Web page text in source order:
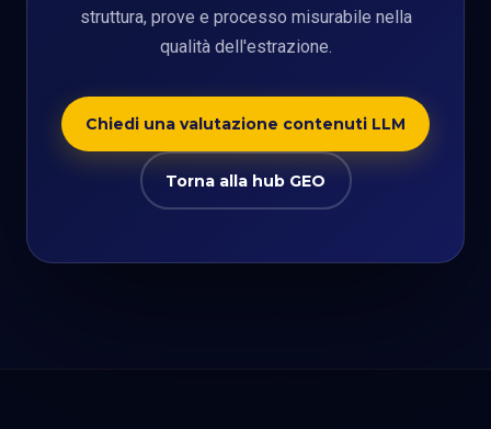
struttura, prove e processo misurabile nella
qualità dell'estrazione.
Chiedi una valutazione contenuti LLM
Torna alla hub GEO